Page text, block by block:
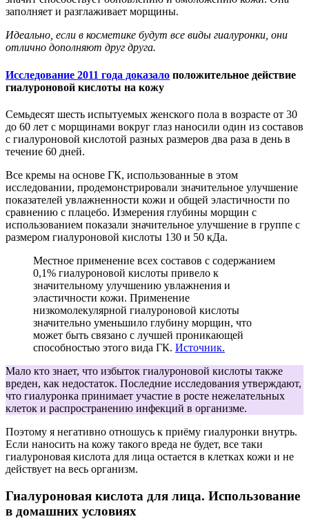
заполняет и разглаживает морщины.
Идеально, если в косметике будут все виды гиалуронки, они
отлично дополняют друг друга.
Исследование 2011 года доказало положительное действие
гиалуроновой кислоты на кожу
Семьдесят шесть испытуемых женского пола в возрасте от 30
до 60 лет с морщинами вокруг глаз наносили один из составов
с гиалуроновой кислотой разных размеров два раза в день в
течение 60 дней.
Все кремы на основе ГК, использованные в этом
исследовании, продемонстрировали значительное улучшение
показателей увлажненности кожи и общей эластичности по
сравнению с плацебо. Измерения глубины морщин с
использованием показали значительное улучшение в группе с
размером гиалуроновой кислоты 130 и 50 кДа.
Местное применение всех составов с содержанием
0,1% гиалуроновой кислоты привело к
значительному улучшению увлажнения и
эластичности кожи. Применение
низкомолекулярной гиалуроновой кислоты
значительно уменьшило глубину морщин, что
может быть связано с лучшей проникающей
способностью этого вида ГК. Источник.
Мало кто знает, что избыток гиалуроновой кислоты также
вреден, как недостаток. Последние исследования утверждают,
что гиалуронка принимает участие в росте нежелательных
клеток и распространению инфекций в организме.
Поэтому я негативно отношусь к приёму гиалуронки внутрь.
Если наносить на кожу такого вреда не будет, все таки
гиалуроновая кислота для лица остается в клетках кожи и не
действует на весь организм.
Гиалуроновая кислота для лица. Использование
в домашних условиях